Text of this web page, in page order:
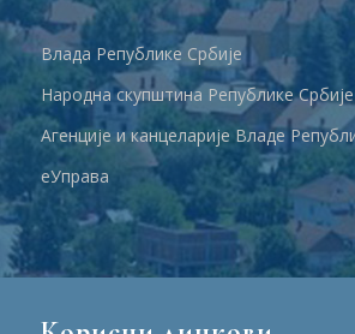
Влада Републике Србије
Народна скупштина Републике Србије
Агенције и канцеларије Владе
еУправа